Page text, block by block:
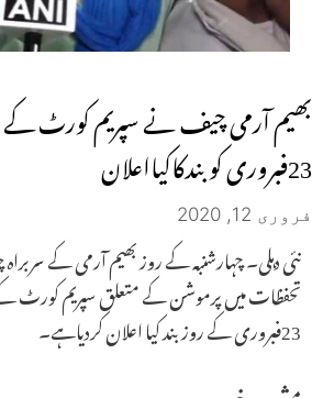
بھیم آرمی چیف نے سپریم کورٹ
23فبروری کو بندکاکیااعلان
فروری 12, 2020
نئی دہلی۔ چہارشنبہ کے روز بھیم آرمی کے
تحفظات میں پرموشن کے متعلق سپریم کورٹ
23فبروری کے روز بند کیا اعلان کردیاہے۔